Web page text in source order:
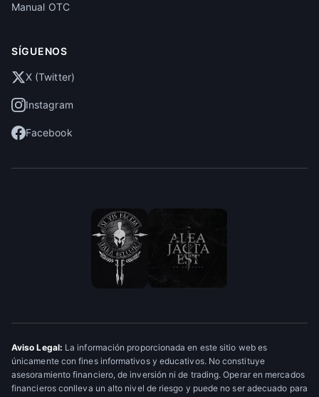
Manual OTC
SÍGUENOS
X (Twitter)
Instagram
Facebook
Aviso Legal: La información proporcionada en este sitio web es
únicamente con fines informativos y educativos. No constituye
asesoramiento financiero, de inversión ni de trading. Operar en mercados
financieros conlleva un alto nivel de riesgo y puede no ser adecuado para